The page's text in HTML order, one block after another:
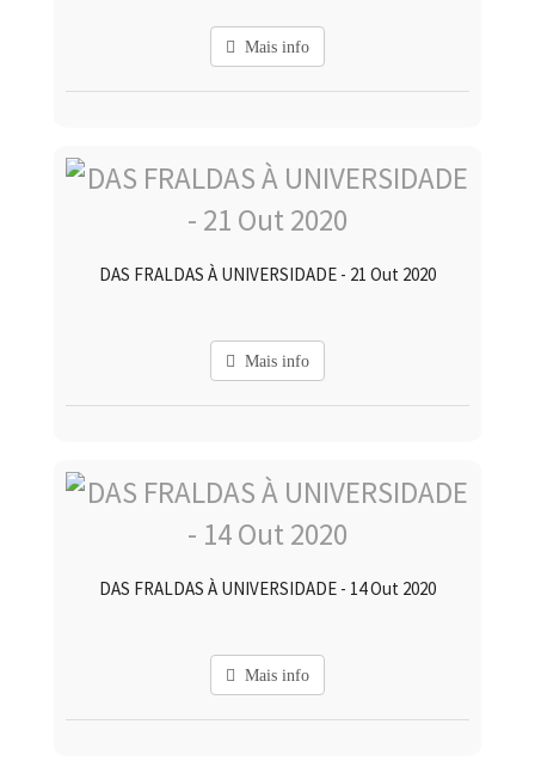
Mais info
DAS FRALDAS À UNIVERSIDADE - 21 Out 2020
Mais info
DAS FRALDAS À UNIVERSIDADE - 14 Out 2020
Mais info